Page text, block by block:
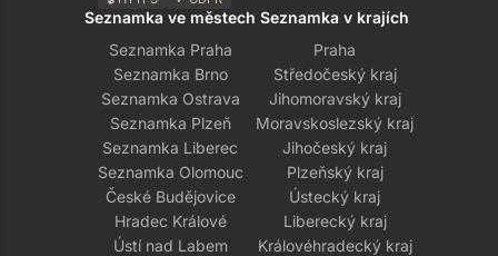
Seznamka ve městech
Seznamka Praha
Seznamka Brno
Seznamka Ostrava
Seznamka Plzeň
Seznamka Liberec
Seznamka Olomouc
České Budějovice
Hradec Králové
Ústí nad Labem
Seznamka v krajích
Praha
Středočeský kraj
Jihomoravský kraj
Moravskoslezský kraj
Jihočeský kraj
Plzeňský kraj
Ústecký kraj
Liberecký kraj
Královéhradecký kraj